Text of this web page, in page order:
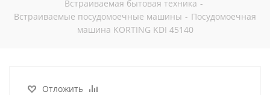
Встраиваемая бытовая техника -
Встраиваемые посудомоечные машины - Посудомоечная
машина KORTING KDI 45140
Отложить